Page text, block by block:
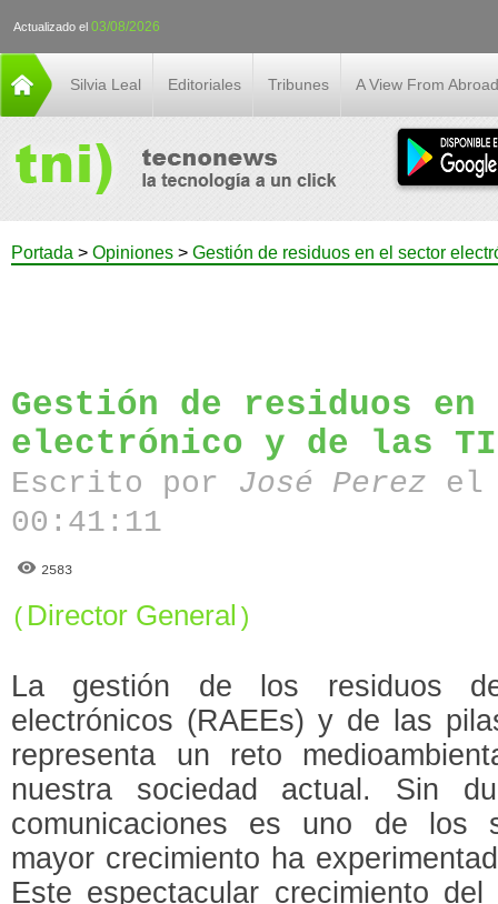
Actualizado el 03/08/2026
Silvia Leal Editoriales Tribunes A View From Abroad
Portada > Opiniones > Gestión de residuos en el sector
Gestión de residuos
electrónico y de las
Escrito por José Perez el
00:41:11
2583
( Director General )
La gestión de los residuos
electrónicos (RAEEs) y de las
representa un reto
nuestra sociedad actual. Sin
comunicaciones es uno de los
mayor crecimiento ha
Este espectacular crecimiento